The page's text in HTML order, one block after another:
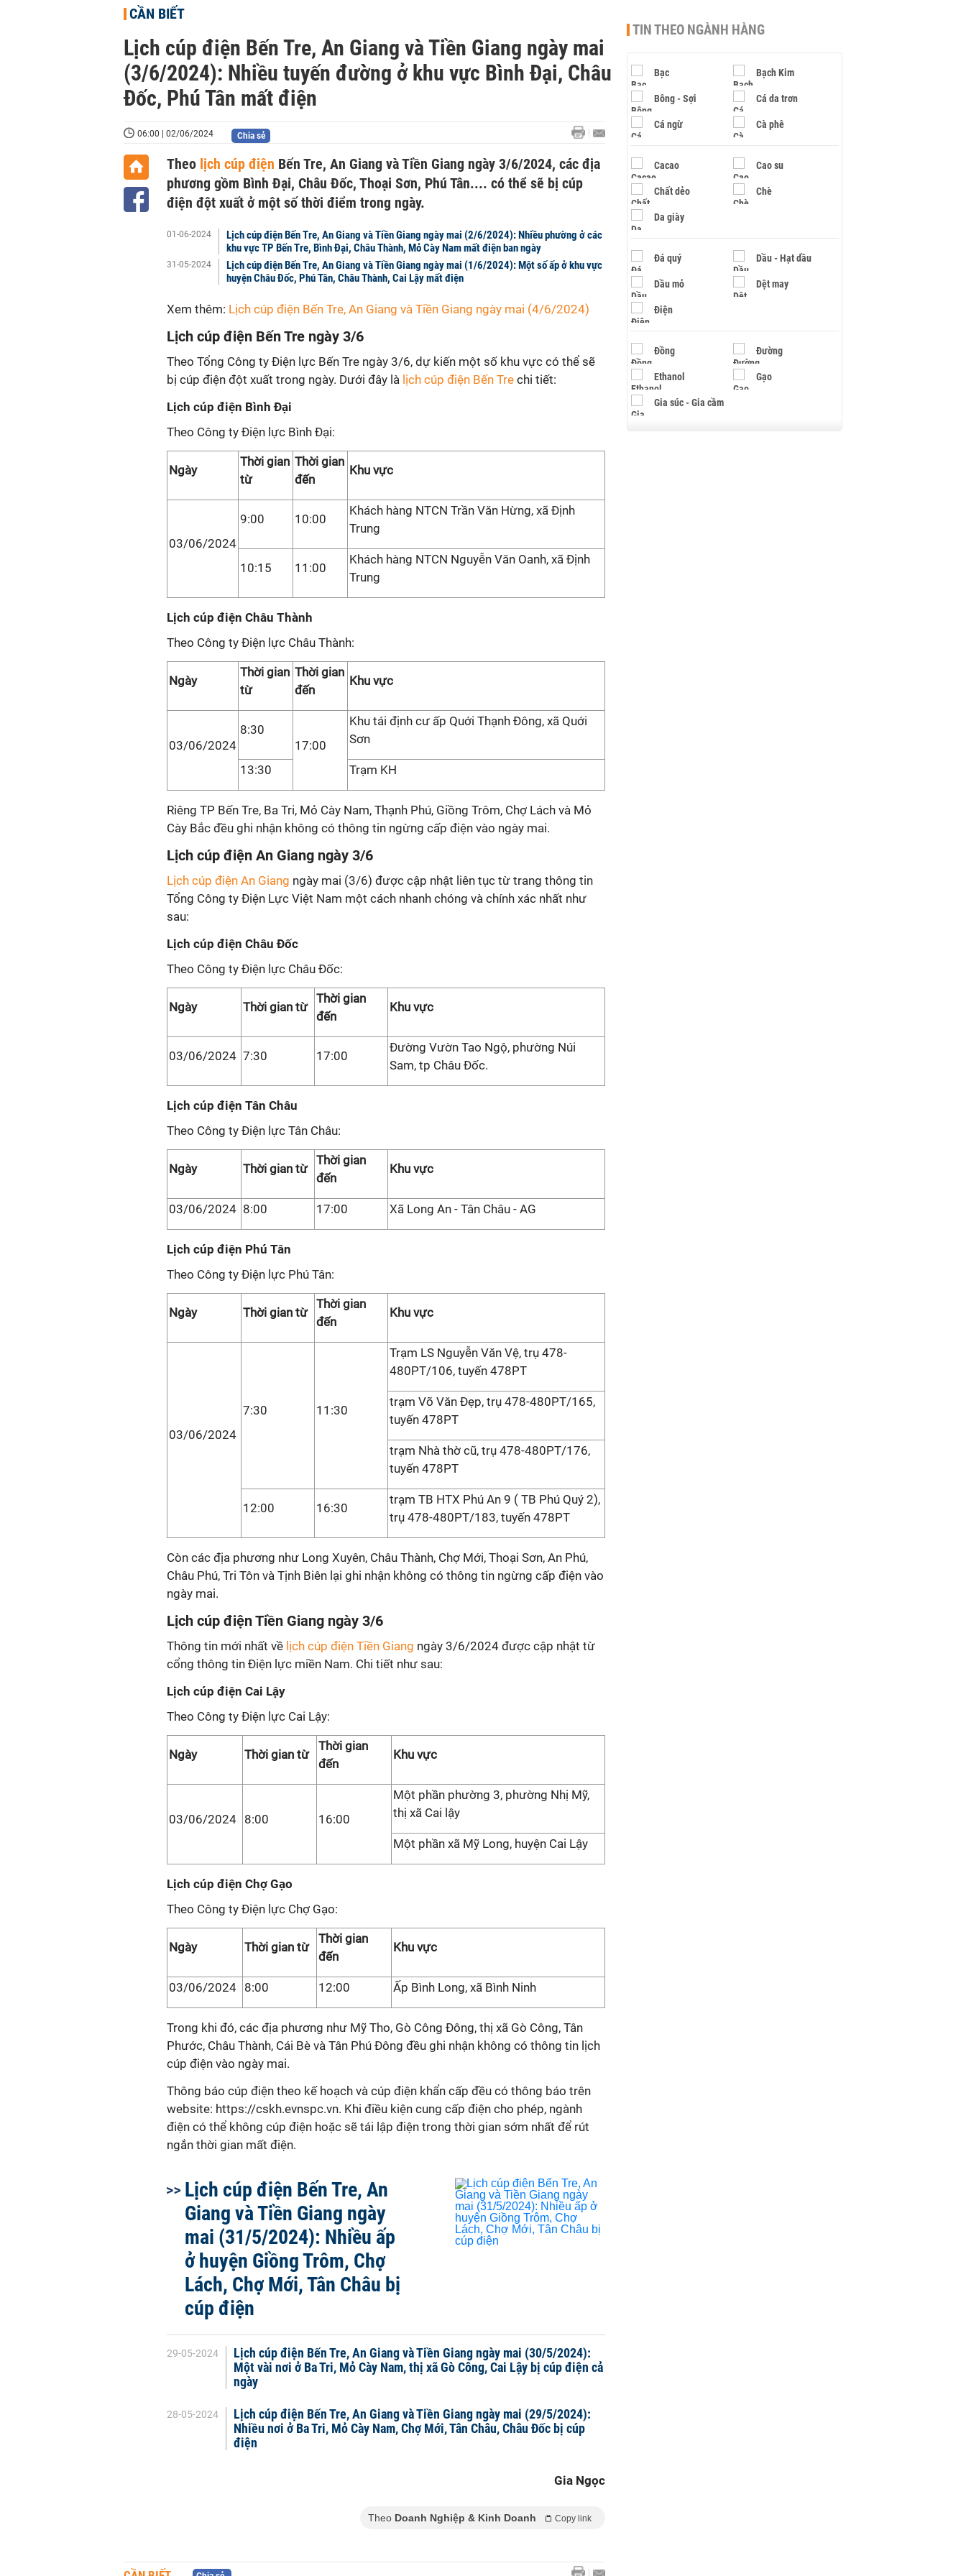
CẦN BIẾT
Lịch cúp điện Bến Tre, An Giang và Tiền Giang ngày mai
(3/6/2024): Nhiều tuyến đường ở khu vực Bình Đại, Châu
Đốc, Phú Tân mất điện
06:00 | 02/06/2024 Chia sẻ
Theo lịch cúp điện Bến Tre, An Giang và Tiền Giang ngày 3/6/2024, các địa
phương gồm Bình Đại, Châu Đốc, Thoại Sơn, Phú Tân.... có thể sẽ bị cúp
điện đột xuất ở một số thời điểm trong ngày.
01-06-2024
Lịch cúp điện Bến Tre, An Giang và Tiền Giang ngày mai (2/6/2024): Nhiều phường ở các
khu vực TP Bến Tre, Bình Đại, Châu Thành, Mỏ Cày Nam mất điện ban ngày
31-05-2024
Lịch cúp điện Bến Tre, An Giang và Tiền Giang ngày mai (1/6/2024): Một số ấp ở khu vực
huyện Châu Đốc, Phú Tân, Châu Thành, Cai Lậy mất điện
Xem thêm: Lịch cúp điện Bến Tre, An Giang và Tiền Giang ngày mai (4/6/2024)
Lịch cúp điện Bến Tre ngày 3/6
Theo Tổng Công ty Điện lực Bến Tre ngày 3/6, dự kiến một số khu vực có thể sẽ
bị cúp điện đột xuất trong ngày. Dưới đây là lịch cúp điện Bến Tre chi tiết:
Lịch cúp điện Bình Đại
Theo Công ty Điện lực Bình Đại:
Ngày
Thời gian
từ
Thời gian
đến
Khu vực
03/06/2024
9:00 10:00
Khách hàng NTCN Trần Văn Hừng, xã Định
Trung
10:15 11:00
Khách hàng NTCN Nguyễn Văn Oanh, xã Định
Trung
Lịch cúp điện Châu Thành
Theo Công ty Điện lực Châu Thành:
Ngày
Thời gian
từ
Thời gian
đến
Khu vực
03/06/2024
8:30
17:00
Khu tái định cư ấp Quới Thạnh Đông, xã Quới
Sơn
13:30 Trạm KH
Riêng TP Bến Tre, Ba Tri, Mỏ Cày Nam, Thạnh Phú, Giồng Trôm, Chợ Lách và Mỏ
Cày Bắc đều ghi nhận không có thông tin ngừng cấp điện vào ngày mai.
Lịch cúp điện An Giang ngày 3/6
Lịch cúp điện An Giang ngày mai (3/6) được cập nhật liên tục từ trang thông tin
Tổng Công ty Điện Lực Việt Nam một cách nhanh chóng và chính xác nhất như
sau:
Lịch cúp điện Châu Đốc
Theo Công ty Điện lực Châu Đốc:
Ngày Thời gian từ
Thời gian
đến
Khu vực
03/06/2024 7:30 17:00
Đường Vườn Tao Ngộ, phường Núi
Sam, tp Châu Đốc.
Lịch cúp điện Tân Châu
Theo Công ty Điện lực Tân Châu:
Ngày Thời gian từ
Thời gian
đến
Khu vực
03/06/2024 8:00 17:00 Xã Long An - Tân Châu - AG
Lịch cúp điện Phú Tân
Theo Công ty Điện lực Phú Tân:
Ngày Thời gian từ
Thời gian
đến
Khu vực
03/06/2024
7:30 11:30
Trạm LS Nguyễn Văn Vệ, trụ 478-
480PT/106, tuyến 478PT
trạm Võ Văn Đẹp, trụ 478-480PT/165,
tuyến 478PT
trạm Nhà thờ cũ, trụ 478-480PT/176,
tuyến 478PT
12:00 16:30
trạm TB HTX Phú An 9 ( TB Phú Quý 2),
trụ 478-480PT/183, tuyến 478PT
Còn các địa phương như Long Xuyên, Châu Thành, Chợ Mới, Thoại Sơn, An Phú,
Châu Phú, Tri Tôn và Tịnh Biên lại ghi nhận không có thông tin ngừng cấp điện vào
ngày mai.
Lịch cúp điện Tiền Giang ngày 3/6
Thông tin mới nhất về lịch cúp điện Tiền Giang ngày 3/6/2024 được cập nhật từ
cổng thông tin Điện lực miền Nam. Chi tiết như sau:
Lịch cúp điện Cai Lậy
Theo Công ty Điện lực Cai Lậy:
Ngày Thời gian từ
Thời gian
đến
Khu vực
03/06/2024 8:00 16:00
Một phần phường 3, phường Nhị Mỹ,
thị xã Cai lậy
Một phần xã Mỹ Long, huyện Cai Lậy
Lịch cúp điện Chợ Gạo
Theo Công ty Điện lực Chợ Gạo:
Ngày Thời gian từ
Thời gian
đến
Khu vực
03/06/2024 8:00 12:00 Ấp Bình Long, xã Bình Ninh
Trong khi đó, các địa phương như Mỹ Tho, Gò Công Đông, thị xã Gò Công, Tân
Phước, Châu Thành, Cái Bè và Tân Phú Đông đều ghi nhận không có thông tin lịch
cúp điện vào ngày mai.
Thông báo cúp điện theo kế hoạch và cúp điện khẩn cấp đều có thông báo trên
website: https://cskh.evnspc.vn. Khi điều kiện cung cấp điện cho phép, ngành
điện có thể không cúp điện hoặc sẽ tái lập điện trong thời gian sớm nhất để rút
ngắn thời gian mất điện.
Lịch cúp điện Bến Tre, An
Giang và Tiền Giang ngày
mai (31/5/2024): Nhiều ấp
ở huyện Giồng Trôm, Chợ
Lách, Chợ Mới, Tân Châu bị
cúp điện
29-05-2024
Lịch cúp điện Bến Tre, An Giang và Tiền Giang ngày mai (30/5/2024):
Một vài nơi ở Ba Tri, Mỏ Cày Nam, thị xã Gò Công, Cai Lậy bị cúp điện cả
ngày
28-05-2024
Lịch cúp điện Bến Tre, An Giang và Tiền Giang ngày mai (29/5/2024):
Nhiều nơi ở Ba Tri, Mỏ Cày Nam, Chợ Mới, Tân Châu, Châu Đốc bị cúp
điện
Gia Ngọc
Theo Doanh Nghiệp & Kinh Doanh Copy link
TIN THEO NGÀNH HÀNG
Bạc Bạch Kim
Bông - Sợi Cá da trơn
Cá ngừ Cà phê
Cacao Cao su
Chất dẻo Chè
Da giày
Đá quý Dầu - Hạt dầu
Dầu mỏ Dệt may
Điện
Đồng Đường
Ethanol Gạo
Gia súc - Gia cầm